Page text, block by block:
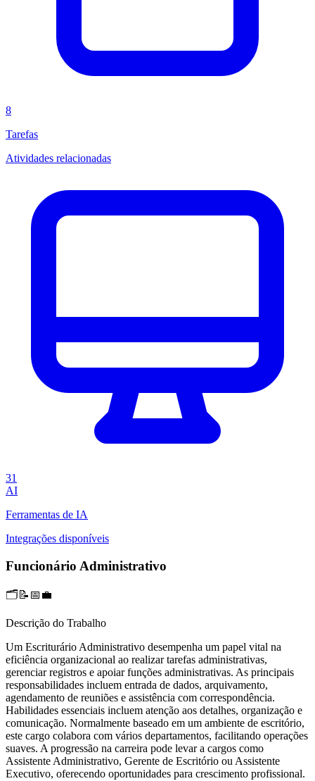
8
Tarefas
Atividades relacionadas
31
AI
Ferramentas de IA
Integrações disponíveis
Funcionário Administrativo
🗂️📝📅💼
Descrição do Trabalho
Um Escriturário Administrativo desempenha um papel vital na
eficiência organizacional ao realizar tarefas administrativas,
gerenciar registros e apoiar funções administrativas. As principais
responsabilidades incluem entrada de dados, arquivamento,
agendamento de reuniões e assistência com correspondência.
Habilidades essenciais incluem atenção aos detalhes, organização e
comunicação. Normalmente baseado em um ambiente de escritório,
este cargo colabora com vários departamentos, facilitando operações
suaves. A progressão na carreira pode levar a cargos como
Assistente Administrativo, Gerente de Escritório ou Assistente
Executivo, oferecendo oportunidades para crescimento profissional.